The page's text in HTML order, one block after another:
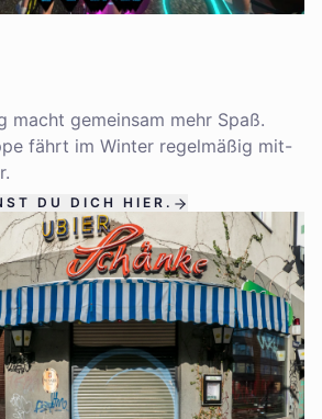
macht gemeinsam mehr Spaß.
fährt im Winter regelmäßig mit-
DU DICH HIER.